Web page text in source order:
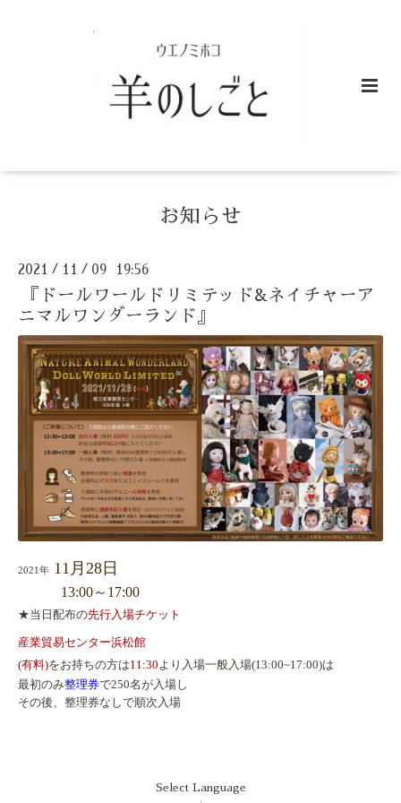
お知らせ
2021 / 11 / 09 19:56
『ドールワールドリミテッド&ネイチャーア
ニマルワンダーランド』
2021年 11月28日
13:00～17:00
★当日配布の先行入場チケット
産業貿易センター浜松館
(有料)をお持ちの方は11:30より入場一般入場(13:00~17:00)は
最初のみ整理券で250名が入場し
その後、整理券なしで順次入場
Select Language